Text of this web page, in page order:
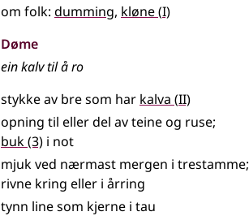
om folk: dumming, kløne(1
I)
Døme
ein kalv til å ro
stykke av bre som har kalva (2
II)
opning til ellerdel av teine og ruse;
buk(3) i not
mjuk ved nærmast mergen i trestamme;
rivne kring eller i årring
tynn line som kjerne i tau